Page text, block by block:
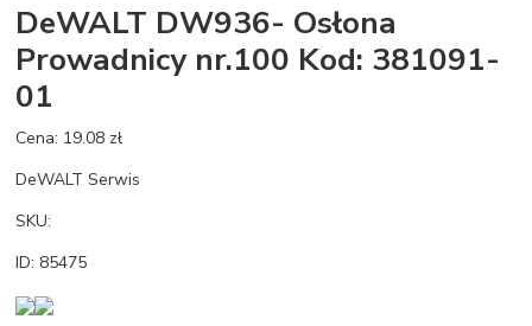
DeWALT DW936- Osłona
Prowadnicy nr.100 Kod: 381091-
01
Cena: 19.08 zł
DeWALT Serwis
SKU:
ID: 85475